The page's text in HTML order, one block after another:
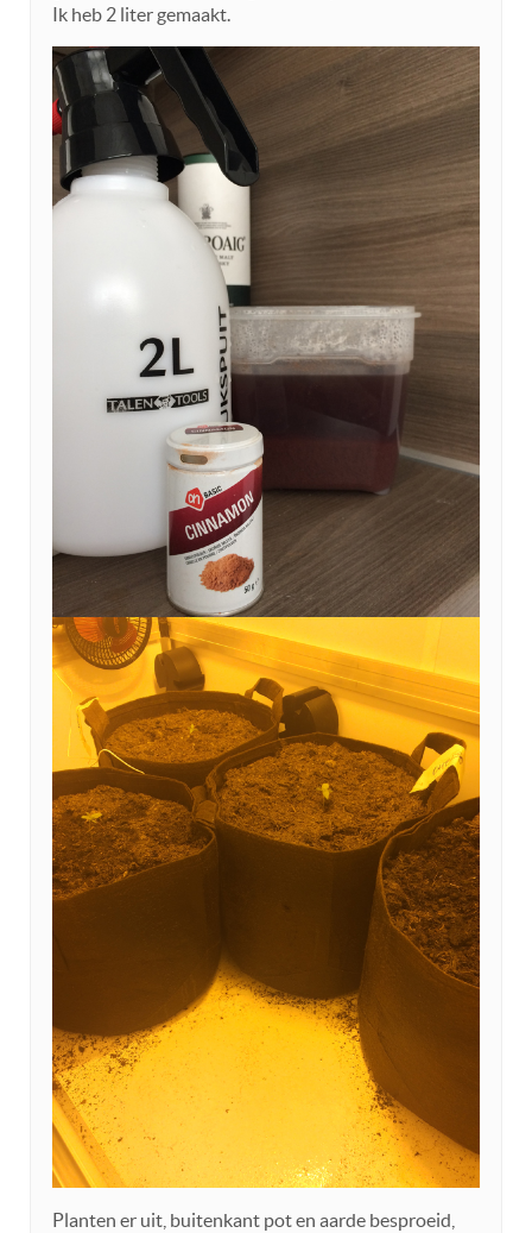
Ik heb 2 liter gemaakt.
Planten er uit, buitenkant pot en aarde besproeid,